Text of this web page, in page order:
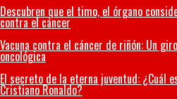
Descubren que el timo, el órgano
contra el cáncer
Vacuna contra el cáncer de riñón: Un
oncológica
El secreto de la eterna juventud: ¿Cuál
Cristiano Ronaldo?